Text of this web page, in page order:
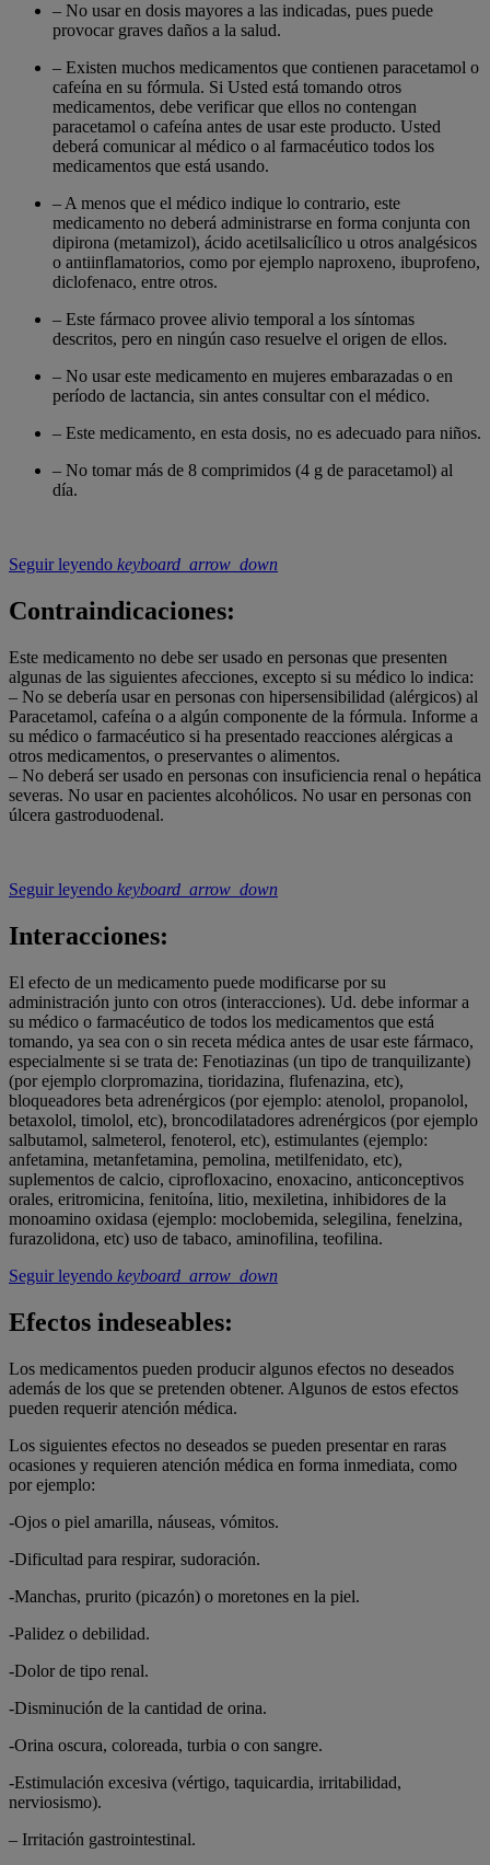
– No usar en dosis mayores a las indicadas, pues puede
provocar graves daños a la salud.
– Existen muchos medicamentos que contienen paracetamol o
cafeína en su fórmula. Si Usted está tomando otros
medicamentos, debe verificar que ellos no contengan
paracetamol o cafeína antes de usar este producto. Usted
deberá comunicar al médico o al farmacéutico todos los
medicamentos que está usando.
– A menos que el médico indique lo contrario, este
medicamento no deberá administrarse en forma conjunta con
dipirona (metamizol), ácido acetilsalicílico u otros analgésicos
o antiinflamatorios, como por ejemplo naproxeno, ibuprofeno,
diclofenaco, entre otros.
– Este fármaco provee alivio temporal a los síntomas
descritos, pero en ningún caso resuelve el origen de ellos.
– No usar este medicamento en mujeres embarazadas o en
período de lactancia, sin antes consultar con el médico.
– Este medicamento, en esta dosis, no es adecuado para niños.
– No tomar más de 8 comprimidos (4 g de paracetamol) al
día.
Seguir leyendo keyboard_arrow_down
Contraindicaciones:
Este medicamento no debe ser usado en personas que presenten
algunas de las siguientes afecciones, excepto si su médico lo indica:
– No se debería usar en personas con hipersensibilidad (alérgicos) al
Paracetamol, cafeína o a algún componente de la fórmula. Informe a
su médico o farmacéutico si ha presentado reacciones alérgicas a
otros medicamentos, o preservantes o alimentos.
– No deberá ser usado en personas con insuficiencia renal o hepática
severas. No usar en pacientes alcohólicos. No usar en personas con
úlcera gastroduodenal.
Seguir leyendo keyboard_arrow_down
Interacciones:
El efecto de un medicamento puede modificarse por su
administración junto con otros (interacciones). Ud. debe informar a
su médico o farmacéutico de todos los medicamentos que está
tomando, ya sea con o sin receta médica antes de usar este fármaco,
especialmente si se trata de: Fenotiazinas (un tipo de tranquilizante)
(por ejemplo clorpromazina, tioridazina, flufenazina, etc),
bloqueadores beta adrenérgicos (por ejemplo: atenolol, propanolol,
betaxolol, timolol, etc), broncodilatadores adrenérgicos (por ejemplo
salbutamol, salmeterol, fenoterol, etc), estimulantes (ejemplo:
anfetamina, metanfetamina, pemolina, metilfenidato, etc),
suplementos de calcio, ciprofloxacino, enoxacino, anticonceptivos
orales, eritromicina, fenitoína, litio, mexiletina, inhibidores de la
monoamino oxidasa (ejemplo: moclobemida, selegilina, fenelzina,
furazolidona, etc) uso de tabaco, aminofilina, teofilina.
Seguir leyendo keyboard_arrow_down
Efectos indeseables:
Los medicamentos pueden producir algunos efectos no deseados
además de los que se pretenden obtener. Algunos de estos efectos
pueden requerir atención médica.
Los siguientes efectos no deseados se pueden presentar en raras
ocasiones y requieren atención médica en forma inmediata, como
por ejemplo:
-Ojos o piel amarilla, náuseas, vómitos.
-Dificultad para respirar, sudoración.
-Manchas, prurito (picazón) o moretones en la piel.
-Palidez o debilidad.
-Dolor de tipo renal.
-Disminución de la cantidad de orina.
-Orina oscura, coloreada, turbia o con sangre.
-Estimulación excesiva (vértigo, taquicardia, irritabilidad,
nerviosismo).
– Irritación gastrointestinal.